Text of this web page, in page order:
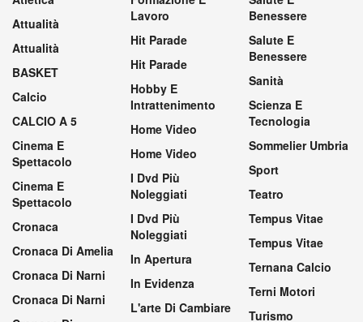
Attualità
Attualità
BASKET
Calcio
CALCIO A 5
Cinema E
Spettacolo
Cinema E
Spettacolo
Cronaca
Cronaca Di Amelia
Cronaca Di Narni
Cronaca Di Narni
Lavoro
Hit Parade
Hit Parade
Hobby E
Intrattenimento
Home Video
Home Video
I Dvd Più
Noleggiati
I Dvd Più
Noleggiati
In Apertura
In Evidenza
L'arte Di Cambiare
Benessere
Salute E
Benessere
Sanità
Scienza E
Tecnologia
Sommelier Umbria
Sport
Teatro
Tempus Vitae
Tempus Vitae
Ternana Calcio
Terni Motori
Turismo